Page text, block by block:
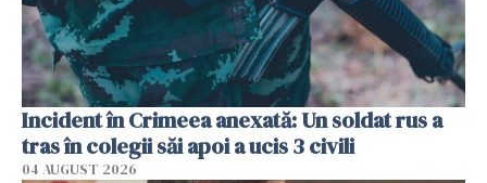
Incident în Crimeea anexată: Un soldat rus a
tras în colegii săi apoi a ucis 3 civili
04 AUGUST 2026